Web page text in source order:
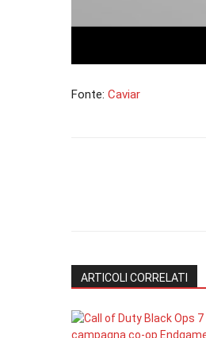
Fonte: Caviar
ARTICOLI CORRELATI